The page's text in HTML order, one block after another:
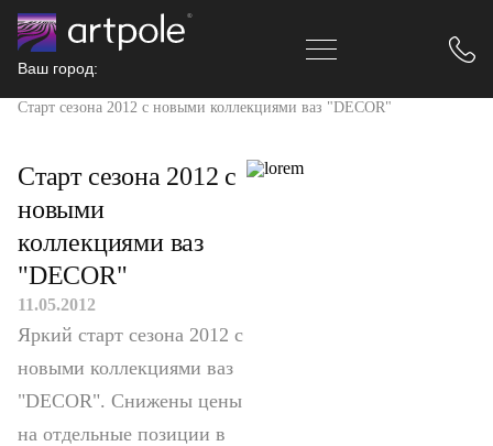
Ваш город:
Старт сезона 2012 с новыми коллекциями ваз "DECOR"
Старт сезона 2012 с
новыми
коллекциями ваз
"DECOR"
11.05.2012
Яркий старт сезона 2012 с
новыми коллекциями ваз
"DECOR". Снижены цены
на отдельные позиции в